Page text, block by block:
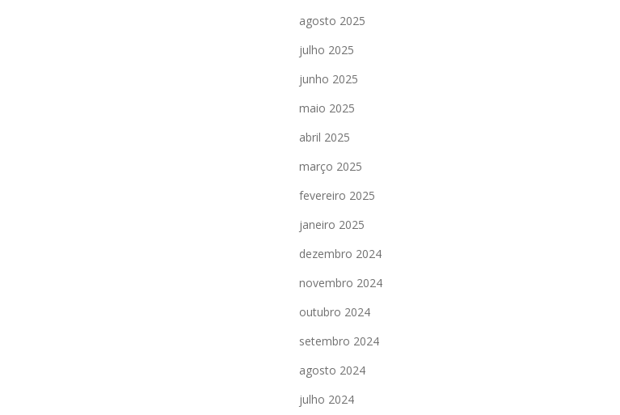
agosto 2025
julho 2025
junho 2025
maio 2025
abril 2025
março 2025
fevereiro 2025
janeiro 2025
dezembro 2024
novembro 2024
outubro 2024
setembro 2024
agosto 2024
julho 2024